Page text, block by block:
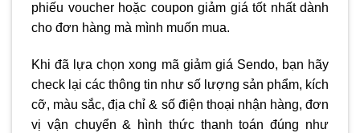
phiếu voucher hoặc coupon giảm giá tốt nhất dành
cho đơn hàng mà mình muốn mua.
Khi đã lựa chọn xong mã giảm giá Sendo, bạn hãy
check lại các thông tin như số lượng sản phẩm, kích
cỡ, màu sắc, địa chỉ & số điện thoại nhận hàng, đơn
vị vận chuyển & hình thức thanh toán đúng như